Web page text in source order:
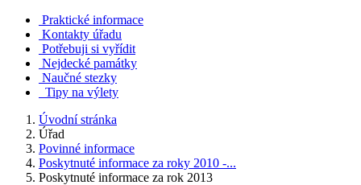
Praktické informace
Kontakty úřadu
Potřebuji si vyřídit
Nejdecké památky
Naučné stezky
Tipy na výlety
Úvodní stránka
Úřad
Povinné informace
Poskytnuté informace za roky 2010 -...
Poskytnuté informace za rok 2013